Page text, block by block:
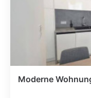
Moderne